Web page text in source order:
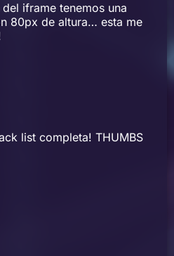
iframe tenemos una
80px de altura… esta me
list completa! THUMBS